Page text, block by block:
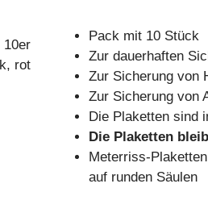
Pack mit 10 Stück
Zur dauerhaften
Zur Sicherung von
Zur Sicherung von
Die Plaketten sind
Die Plaketten
Meterriss-
auf runden Säulen